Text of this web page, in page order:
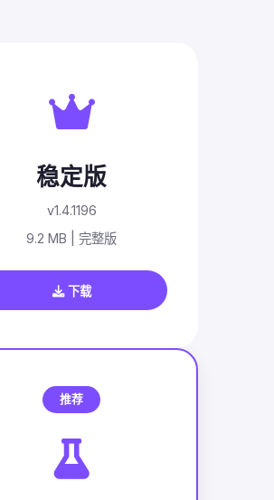
稳定版
v1.4.1196
9.2 MB | 完整版
下载
推荐